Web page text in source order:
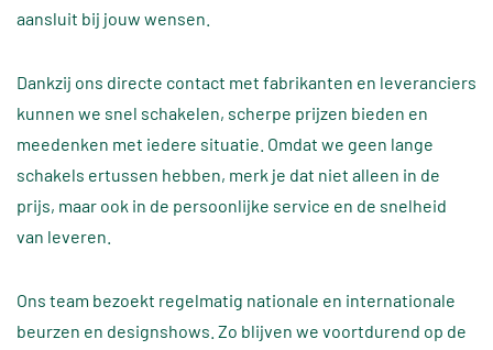
aansluit bij jouw wensen.
Dankzij ons directe contact met fabrikanten en leveranciers
kunnen we snel schakelen, scherpe prijzen bieden en
meedenken met iedere situatie. Omdat we geen lange
schakels ertussen hebben, merk je dat niet alleen in de
prijs, maar ook in de persoonlijke service en de snelheid
van leveren.
Ons team bezoekt regelmatig nationale en internationale
beurzen en designshows. Zo blijven we voortdurend op de